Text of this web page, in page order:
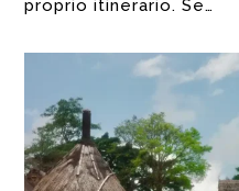
proprio itinerario. Se…